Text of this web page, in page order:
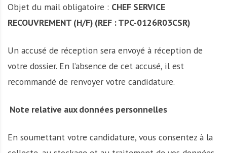
Objet du mail obligatoire : CHEF SERVICE
RECOUVREMENT (H/F) (REF : TPC-0126R03CSR)
Un accusé de réception sera envoyé à réception de
votre dossier. En l’absence de cet accusé, il est
recommandé de renvoyer votre candidature.
Note relative aux données personnelles
En soumettant votre candidature, vous consentez à la